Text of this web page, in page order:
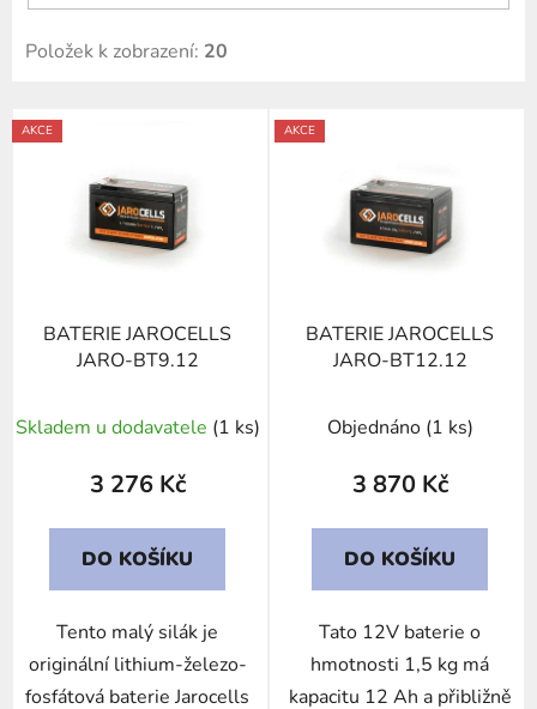
Položek k zobrazení: 20
V
ý
k
AKCE
BATERIE JAROCELLS
JARO-BT9.12
Skladem u dodavatele (1 ks)
3 276 Kč
DO KOŠÍKU
Tento malý silák je
originální lithium-železo-
fosfátová baterie Jarocells
AKCE
BATERIE JAROCELLS
JARO-BT12.12
Objednáno (1 ks)
3 870 Kč
DO KOŠÍKU
Tato 12V baterie o
hmotnosti 1,5 kg má
kapacitu 12 Ah a přibližně